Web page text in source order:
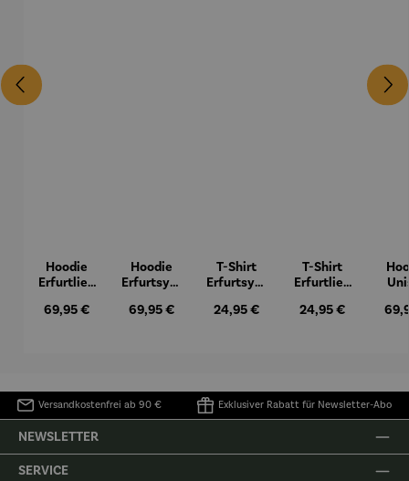
Hoodie
Erfurtlieb
Regulärer Preis:
69,95 €
Hoodie
Erfurtsym
Regulärer Preis:
69,95 €
T-Shirt
Erfurtsym
Regulärer Preis:
24,95 €
T-Shirt
Erfurtlieb
Regulärer Preis:
24,95 €
Versandkostenfrei ab 90 € Exklusiver Rabatt für Newsletter-Abo
NEWSLETTER
SERVICE